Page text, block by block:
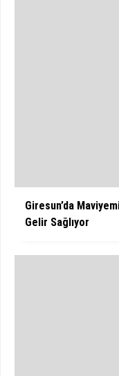
Giresun’da
Gelir Sağlıyor